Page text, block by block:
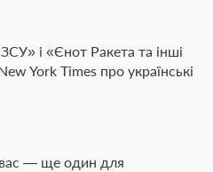
і «Єнот Ракета та інші
York Times про українські
— ще один для